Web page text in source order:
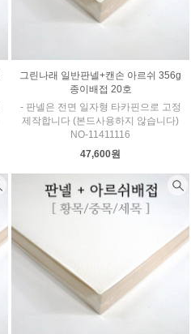
그린나래 일반판넬+캔손 아르쉬 356g
종이배접 20호
- 판넬은 전면 일자형 타카핀으로 고정
제작합니다 (본드사용하지 않습니다)
NO-11411116
47,600원